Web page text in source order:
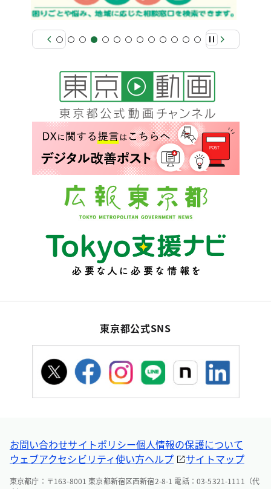
東京都公式SNS
お問い合わせサイトポリシー個人情報の保護について
ウェブアクセシビリティ使い方ヘルプ サイトマップ
東京都庁：〒163-8001 東京都新宿区西新宿2-8-1 電話：03-5321-1111（代